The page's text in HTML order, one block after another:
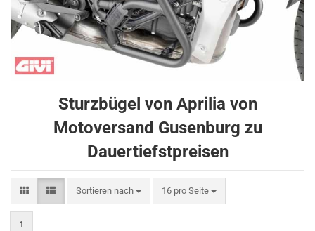
Sturzbügel von Aprilia von
Motoversand Gusenburg zu
Dauertiefstpreisen
Sortieren nach
Sortieren nach 16 pro Seite
pro Seite
1